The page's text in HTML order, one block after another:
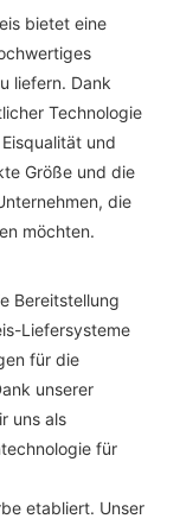
bietet eine
liefern. Dank
Technologie
und
Größe und die
die
möchten.
Bereitstellung
Liefersysteme
für die
unserer
uns als
für
etabliert. Unser